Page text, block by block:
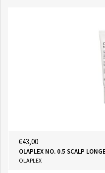
€43,00
OLAPLEX NO. 0.5 SCALP
OLAPLEX